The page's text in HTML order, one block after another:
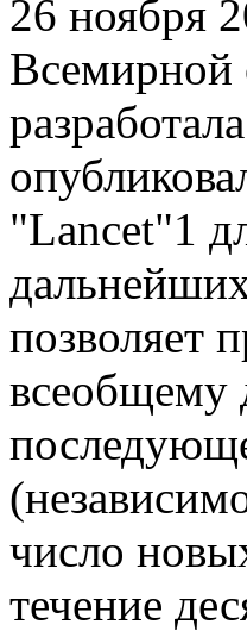
26 ноября
Всемирной
"Lancet"1
позволяет
всеобщему
число
течение